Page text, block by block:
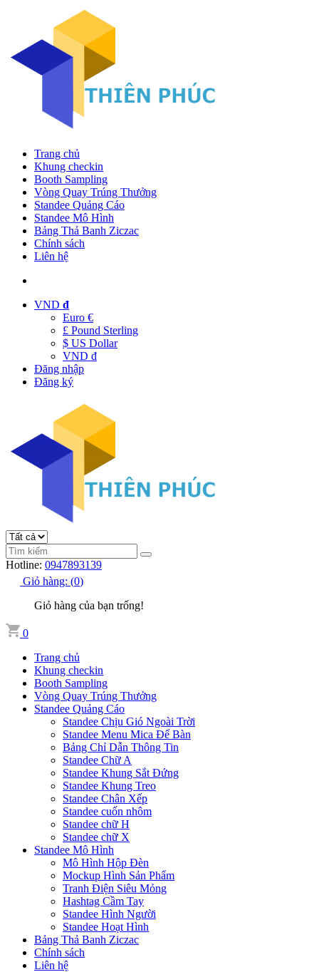
Trang chủ
Khung checkin
Booth Sampling
Vòng Quay Trúng Thưởng
Standee Quảng Cáo
Standee Mô Hình
Bảng Thả Banh Ziczac
Chính sách
Liên hệ
VND đ
Euro €
£ Pound Sterling
$ US Dollar
VND đ
Đăng nhập
Đăng ký
Hotline: 0947893139
Giỏ hàng: (0)
Giỏ hàng của bạn trống!
0
Trang chủ
Khung checkin
Booth Sampling
Vòng Quay Trúng Thưởng
Standee Quảng Cáo
Standee Chịu Gió Ngoài Trời
Standee Menu Mica Để Bàn
Bảng Chỉ Dẫn Thông Tin
Standee Chữ A
Standee Khung Sắt Đứng
Standee Khung Treo
Standee Chân Xếp
Standee cuốn nhôm
Standee chữ H
Standee chữ X
Standee Mô Hình
Mô Hình Hộp Đèn
Mockup Hình Sản Phẩm
Tranh Điện Siêu Mỏng
Hashtag Cầm Tay
Standee Hình Người
Standee Hoạt Hình
Bảng Thả Banh Ziczac
Chính sách
Liên hệ